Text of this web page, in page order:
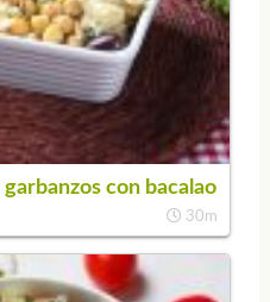
con bacalao
30m